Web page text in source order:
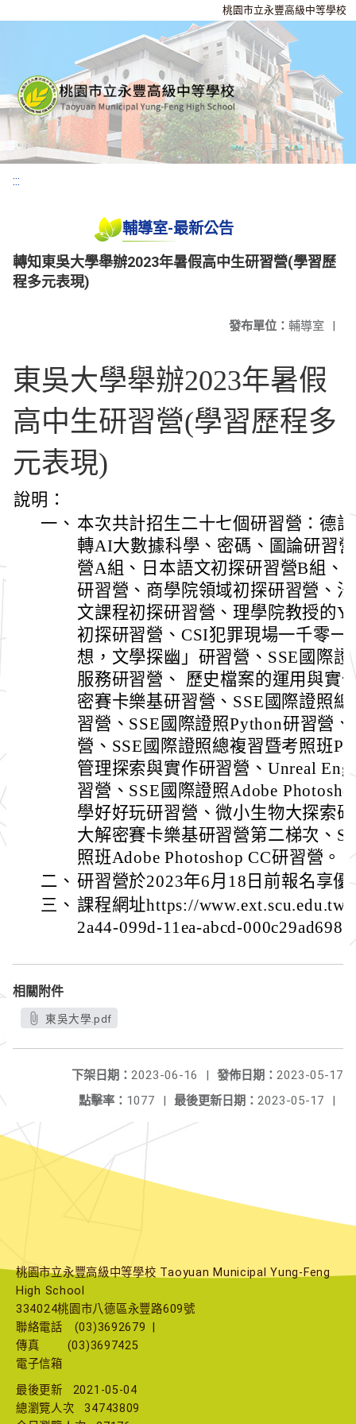
桃園市立永豐高級中等學校
:::
輔導室-最新公告
轉知東吳大學舉辦2023年暑假高中生研習營(學習歷
程多元表現)
發布單位： 輔導室 |
東吳大學舉辦2023年暑假
高中生研習營(學習歷程多
元表現)
說明：
一、 本次共計招生二十七個研習營：德
轉AI大數據科學、密碼、圖論研習
營A組、日本語文初探研習營B組、
研習營、商學院領域初探研習營、
文課程初探研習營、理學院教授的
初探研習營、CSI犯罪現場一千零一
想，文學探幽」研習營、SSE國際
服務研習營、 歷史檔案的運用與實
密賽卡樂基研習營、SSE國際證照
習營、SSE國際證照Python研習營
營、SSE國際證照總複習暨考照班
管理探索與實作研習營、Unreal
習營、SSE國際證照Adobe
學好好玩研習營、微小生物大探索
大解密賽卡樂基研習營第二梯次、
照班Adobe Photoshop CC研習營。
二、 研習營於2023年6月18日前報名享
三、 課程網址https://www.ext.scu.edu.tw/
2a44-099d-11ea-abcd-
相關附件
東吳大學.pdf
發佈日期： 2023-05-17
下架日期： 2023-06-16
|
最後更新日期： 2023-05-17 |
點擊率： 1077 |
桃園市立永豐高級中等學校 Taoyuan Municipal Yung-Feng
High School
334024桃園市八德區永豐路609號
聯絡電話
(03)3692679
傳真
(03)3697425
電子信箱
最後更新
2021-05-04
總瀏覽人次
34743809